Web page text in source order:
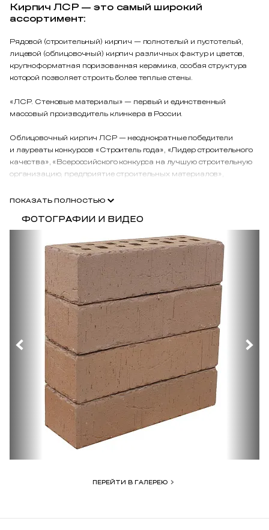
Кирпич ЛСР — это самый широкий
ассортимент:
Рядовой (строительный) кирпич — полнотелый и пустотелый,
лицевой (облицовочный) кирпич различных фактур и цветов,
крупноформатная поризованная керамика, особая структура
которой позволяет строить более теплые стены.
«ЛСР. Стеновые материалы» — первый и единственный
массовый производитель клинкера в России.
Облицовочный кирпич ЛСР — неоднократные победители
и лауреаты конкурсов «Строитель года», «Лидер строительного
качества», «Всероссийского конкурса на лучшую строительную
организацию, предприятие строительных материалов»,
ПОКАЗАТЬ ПОЛНОСТЬЮ
ФОТОГРАФИИ И ВИДЕО
ПЕРЕЙТИ В ГАЛЕРЕЮ